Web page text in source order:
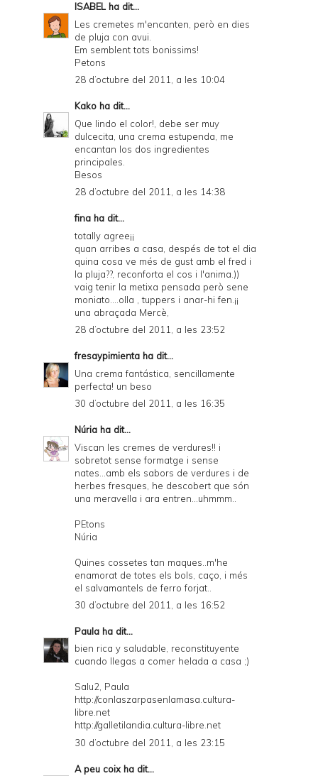
ISABEL ha dit...
Les cremetes m'encanten, però en dies
de pluja con avui.
Em semblent tots bonissims!
Petons
28 d’octubre del 2011, a les 10:04
Kako ha dit...
Que lindo el color!, debe ser muy
dulcecita, una crema estupenda, me
encantan los dos ingredientes
principales.
Besos
28 d’octubre del 2011, a les 14:38
fina ha dit...
totally agree¡¡
quan arribes a casa, despés de tot el dia
quina cosa ve més de gust amb el fred i
la pluja??, reconforta el cos i l'anima.))
vaig tenir la metixa pensada però sene
moniato....olla , tuppers i anar-hi fen.¡¡
una abraçada Mercè,
28 d’octubre del 2011, a les 23:52
fresaypimienta ha dit...
Una crema fantástica, sencillamente
perfecta! un beso
30 d’octubre del 2011, a les 16:35
Núria ha dit...
Viscan les cremes de verdures!! i
sobretot sense formatge i sense
nates...amb els sabors de verdures i de
herbes fresques, he descobert que són
una meravella i ara entren...uhmmm..
PEtons
Núria
Quines cossetes tan maques..m'he
enamorat de totes els bols, caço, i més
el salvamantels de ferro forjat..
30 d’octubre del 2011, a les 16:52
Paula ha dit...
bien rica y saludable, reconstituyente
cuando llegas a comer helada a casa ;)
Salu2, Paula
http://conlaszarpasenlamasa.cultura-
libre.net
http://galletilandia.cultura-libre.net
30 d’octubre del 2011, a les 23:15
A peu coix ha dit...